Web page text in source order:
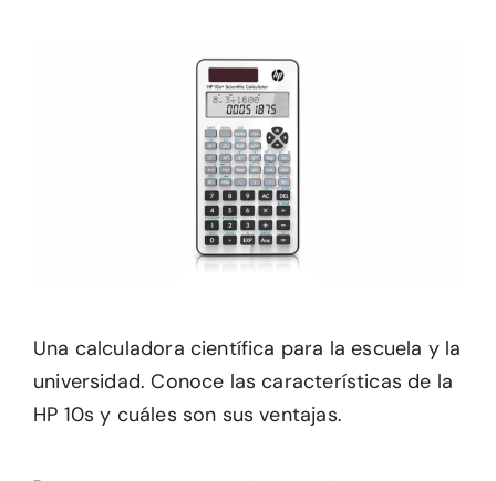
Una calculadora científica para la escuela y la
universidad. Conoce las características de la
HP 10s y cuáles son sus ventajas.